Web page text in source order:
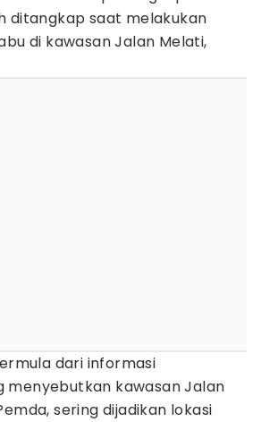
ditangkap saat melakukan
di kawasan Jalan Melati,
dari informasi
menyebutkan kawasan Jalan
sering dijadikan lokasi